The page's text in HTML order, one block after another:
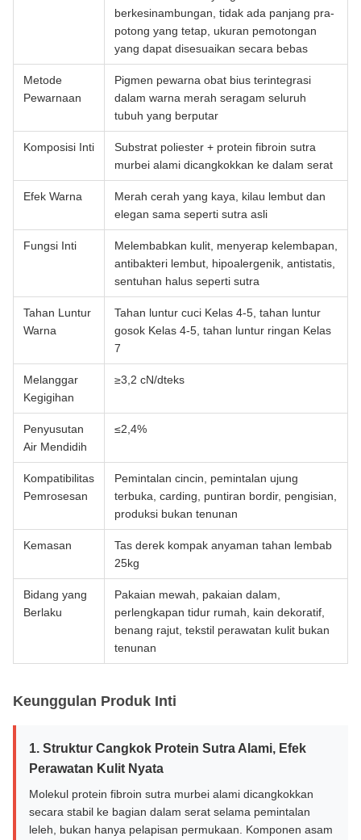
berkesinambungan, tidak ada panjang pra-
potong yang tetap, ukuran pemotongan
yang dapat disesuaikan secara bebas
Metode
Pewarnaan
Pigmen pewarna obat bius terintegrasi
dalam warna merah seragam seluruh
tubuh yang berputar
Komposisi Inti
Substrat poliester + protein fibroin sutra
murbei alami dicangkokkan ke dalam serat
Efek Warna
Merah cerah yang kaya, kilau lembut dan
elegan sama seperti sutra asli
Fungsi Inti
Melembabkan kulit, menyerap kelembapan,
antibakteri lembut, hipoalergenik, antistatis,
sentuhan halus seperti sutra
Tahan Luntur
Warna
Tahan luntur cuci Kelas 4-5, tahan luntur
gosok Kelas 4-5, tahan luntur ringan Kelas
7
Melanggar
Kegigihan
≥3,2 cN/dteks
Penyusutan
Air Mendidih
≤2,4%
Kompatibilitas
Pemrosesan
Pemintalan cincin, pemintalan ujung
terbuka, carding, puntiran bordir, pengisian,
produksi bukan tenunan
Kemasan
Tas derek kompak anyaman tahan lembab
25kg
Bidang yang
Berlaku
Pakaian mewah, pakaian dalam,
perlengkapan tidur rumah, kain dekoratif,
benang rajut, tekstil perawatan kulit bukan
tenunan
Keunggulan Produk Inti
1. Struktur Cangkok Protein Sutra Alami, Efek
Perawatan Kulit Nyata
Molekul protein fibroin sutra murbei alami dicangkokkan
secara stabil ke bagian dalam serat selama pemintalan
leleh, bukan hanya pelapisan permukaan. Komponen asam